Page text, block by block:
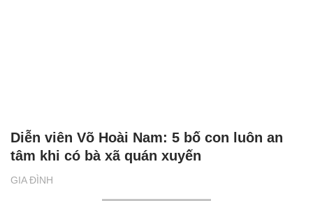
GIA ĐÌNH
Diễn viên Võ Hoài Nam: 5 bố con luôn an
tâm khi có bà xã quán xuyến